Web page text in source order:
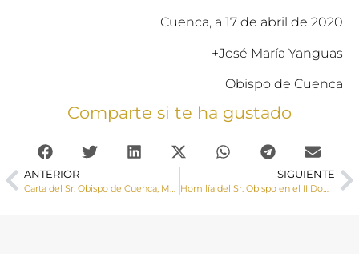
Cuenca, a 17 de abril de 2020
+José María Yanguas
Obispo de Cuenca
Comparte si te ha gustado
ANTERIOR SIGUIENTE
Homilía del Sr. Obispo en el II Domingo de Pascua